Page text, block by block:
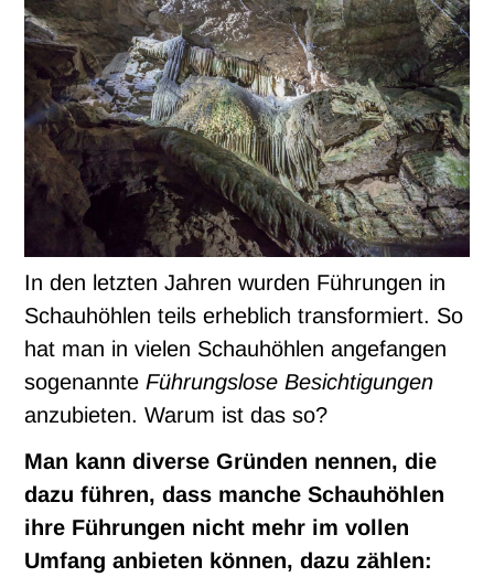
In den letzten Jahren wurden Führungen in
Schauhöhlen teils erheblich transformiert. So
hat man in vielen Schauhöhlen angefangen
sogenannteFührungslose Besichtigungen
anzubieten. Warum ist das so?
Man kann diverse Gründen nennen, die
dazu führen, dass manche Schauhöhlen
ihre Führungen nicht mehr im vollen
Umfang anbieten können, dazu zählen: